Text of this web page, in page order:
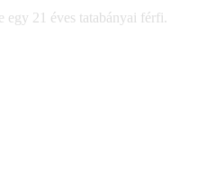
egy 21 éves tatabányai férfi.